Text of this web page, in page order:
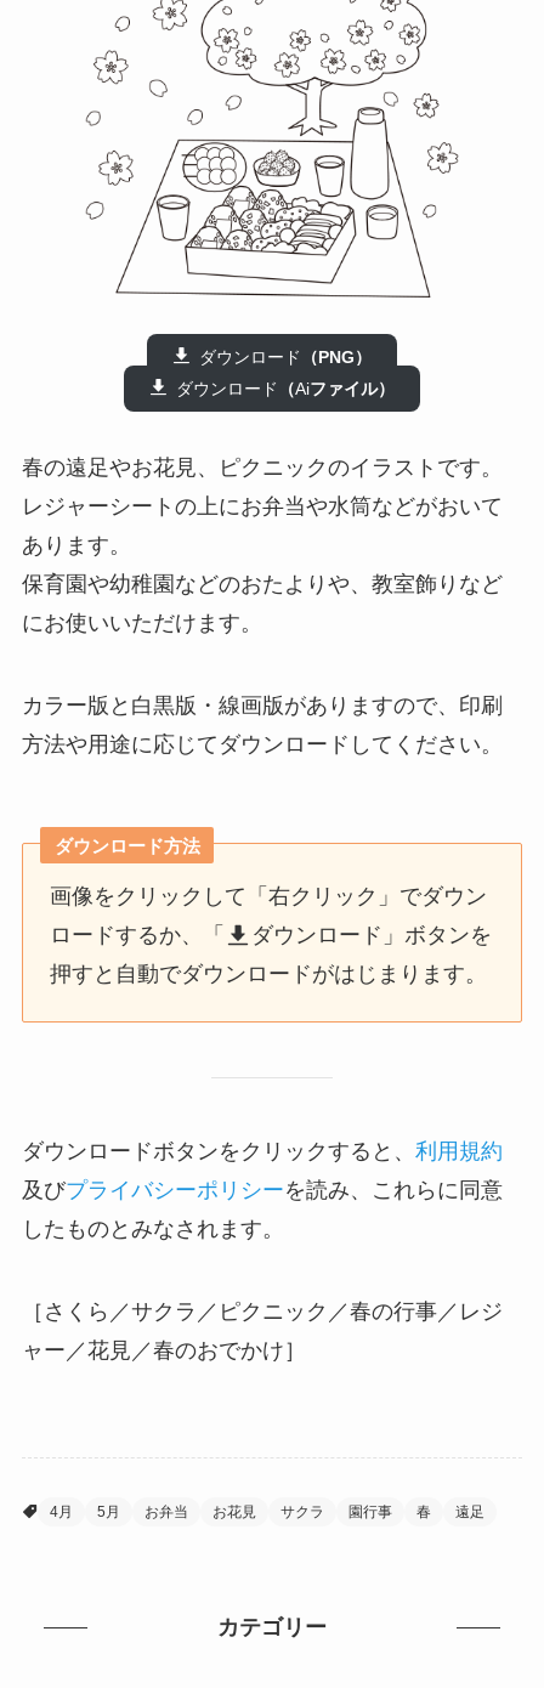
ダウンロード （PNG）
ダウンロード （Aiファイル）
春の遠足やお花見、ピクニックのイラストです。
レジャーシートの上にお弁当や水筒などがおいて
あります。
保育園や幼稚園などのおたよりや、教室飾りなど
にお使いいただけます。
カラー版と白黒版・線画版がありますので、印刷
方法や用途に応じてダウンロードしてください。
ダウンロード方法
画像をクリックして「右クリック」でダウン
ロードするか、「
ダウンロード」ボタンを
押すと自動でダウンロードがはじまります。
ダウンロードボタンをクリックすると、 利用規約
及びプライバシーポリシーを読み、これらに同意
したものとみなされます。
［さくら／サクラ／ピクニック／春の行事／レジ
ャー／花見／春のおでかけ］
4月 5月 お弁当 お花見 サクラ 園行事 春 遠足
カテゴリー